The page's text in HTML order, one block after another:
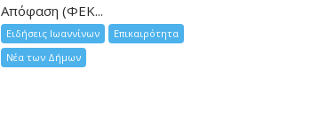
Απόφαση (ΦΕΚ...
Ειδήσεις Ιωαννίνων
Επικαιρότητα
Νέα των Δήμων